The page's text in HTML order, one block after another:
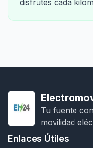
disfrutes cada
Tu fuente
movilidad
Enlaces Útiles